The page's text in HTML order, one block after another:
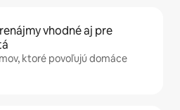
vhodné aj pre
ktoré povoľujú domáce